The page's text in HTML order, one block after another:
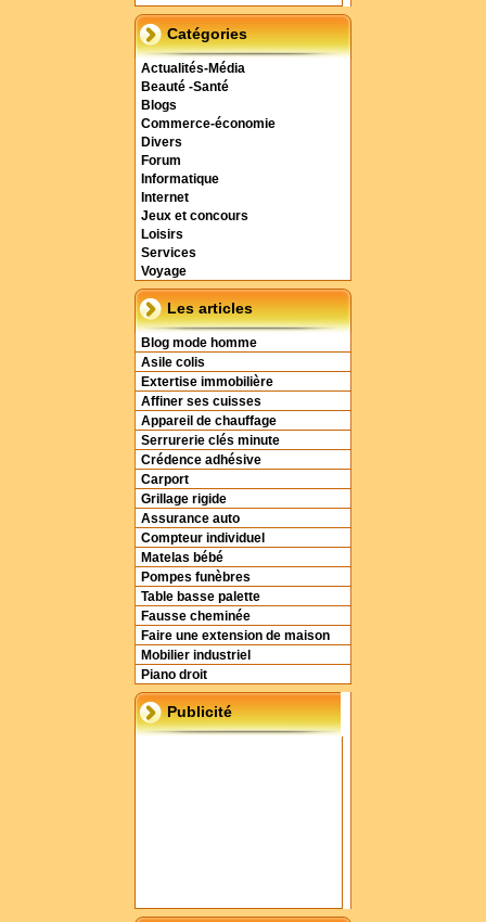
Catégories
Actualités-Média
Beauté -Santé
Blogs
Commerce-économie
Divers
Forum
Informatique
Internet
Jeux et concours
Loisirs
Services
Voyage
Les articles
Blog mode homme
Asile colis
Extertise immobilière
Affiner ses cuisses
Appareil de chauffage
Serrurerie clés minute
Crédence adhésive
Carport
Grillage rigide
Assurance auto
Compteur individuel
Matelas bébé
Pompes funèbres
Table basse palette
Fausse cheminée
Faire une extension de maison
Mobilier industriel
Piano droit
Publicité